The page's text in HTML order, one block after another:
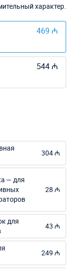
характер.
469 ₼
544 ₼
304 ₼
28 ₼
43 ₼
249 ₼